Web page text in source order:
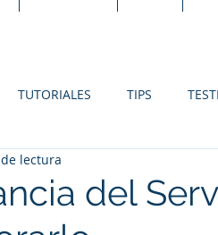
TUTORIALES TIPS
SOLUCIONES PARA RESTAURANTES
del
lectura